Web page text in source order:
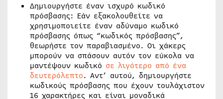
Δημιουργήστε έναν ισχυρό κωδικό
πρόσβασης: Εάν εξακολουθείτε να
χρησιμοποιείτε έναν αδύναμο κωδικό
πρόσβασης όπως “κωδικός πρόσβασης”,
θεωρήστε τον παραβιασμένο. Οι χάκερς
μπορούν να σπάσουν αυτόν τον εύκολα να
μαντέψουν κωδικό σε λιγότερο από ένα
δευτερόλεπτο. Αντ’ αυτού, δημιουργήστε
κωδικούς πρόσβασης που έχουν τουλάχιστον
16 χαρακτήρες και είναι μοναδικά